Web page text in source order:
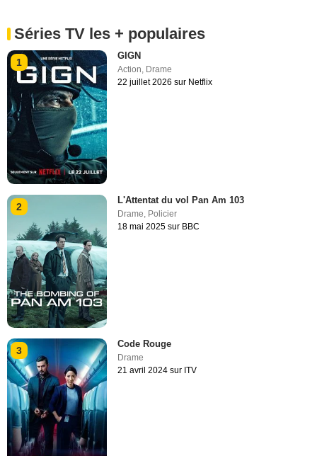
Séries TV les + populaires
1
GIGN
Action, Drame
22 juillet 2026 sur Netflix
2
L'Attentat du vol Pan Am 103
Drame Policier
18 mai 2025 sur BBC
3
Code Rouge
Drame
21 avril 2024 sur ITV